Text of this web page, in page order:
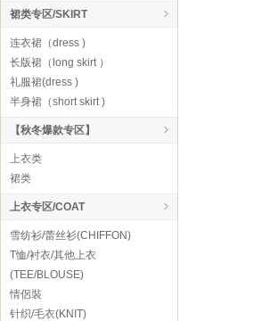
裙类专区/SKIRT
连衣裙（dress )
长版裙（long skirt ）
礼服裙(dress )
半身裙（short skirt )
【秋冬爆款专区】
上衣类
裙类
上衣专区/COAT
雪纺衫/蕾丝衫(CHIFFON)
T恤/衬衣/其他上衣
(TEE/BLOUSE)
情侶裝
针织/毛衣(KNIT)